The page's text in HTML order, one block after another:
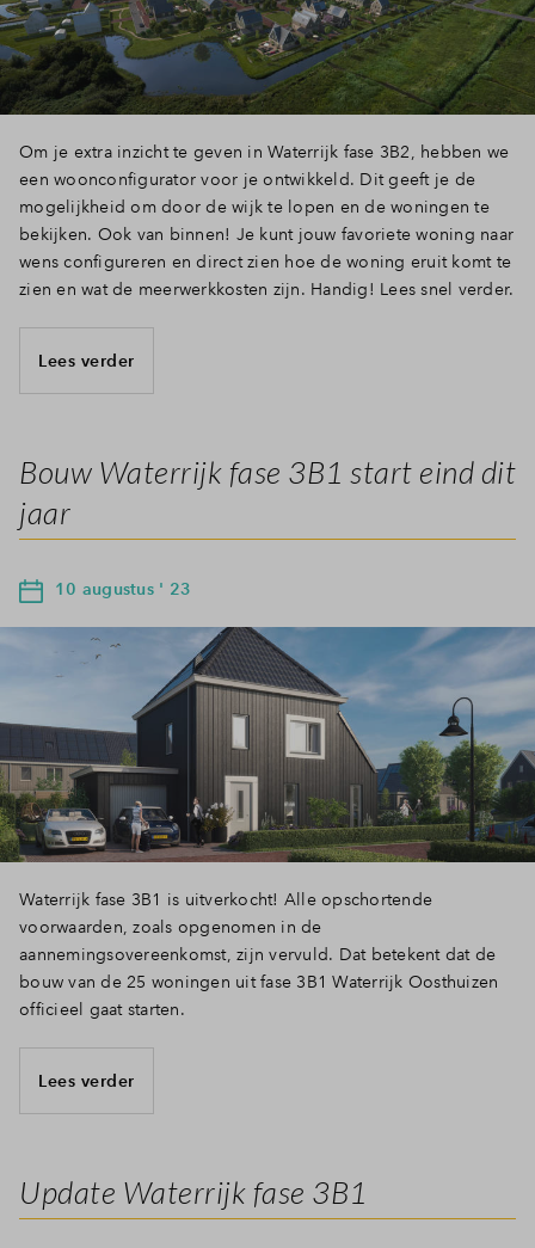
Om je extra inzicht te geven in Waterrijk fase 3B2, hebben we
een woonconfigurator voor je ontwikkeld. Dit geeft je de
mogelijkheid om door de wijk te lopen en de woningen te
bekijken. Ook van binnen! Je kunt jouw favoriete woning naar
wens configureren en direct zien hoe de woning eruit komt te
zien en wat de meerwerkkosten zijn. Handig! Lees snel verder.
Lees verder
Bouw Waterrijk fase 3B1 start eind dit
jaar
10 augustus ' 23
Waterrijk fase 3B1 is uitverkocht! Alle opschortende
voorwaarden, zoals opgenomen in de
aannemingsovereenkomst, zijn vervuld. Dat betekent dat de
bouw van de 25 woningen uit fase 3B1 Waterrijk Oosthuizen
officieel gaat starten.
Lees verder
Update Waterrijk fase 3B1